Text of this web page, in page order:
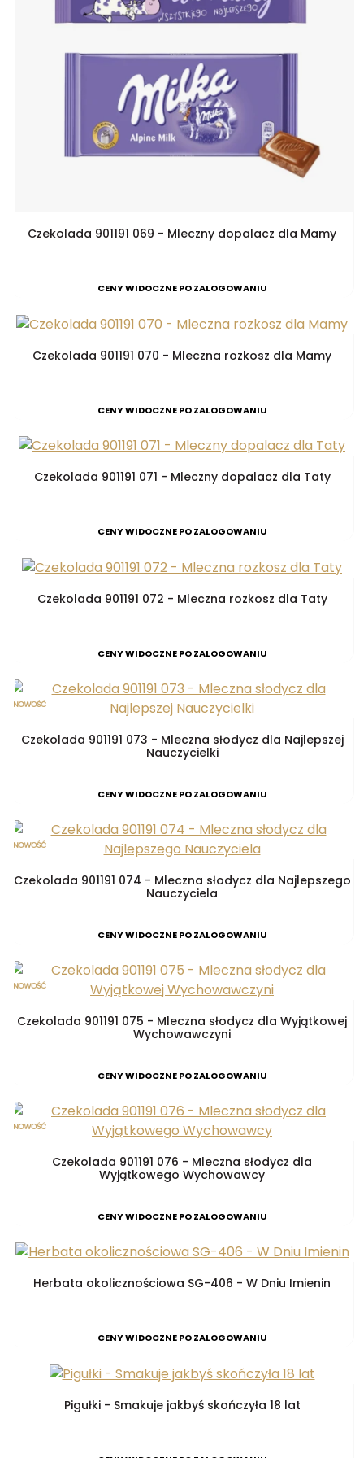
Czekolada 901191 069 - Mleczny dopalacz dla Mamy
CENY WIDOCZNE PO ZALOGOWANIU
Czekolada 901191 070 - Mleczna rozkosz dla Mamy
CENY WIDOCZNE PO ZALOGOWANIU
Czekolada 901191 071 - Mleczny dopalacz dla Taty
CENY WIDOCZNE PO ZALOGOWANIU
Czekolada 901191 072 - Mleczna rozkosz dla Taty
CENY WIDOCZNE PO ZALOGOWANIU
Czekolada 901191 073 - Mleczna słodycz dla Najlepszej
Nauczycielki
CENY WIDOCZNE PO ZALOGOWANIU
Czekolada 901191 074 - Mleczna słodycz dla Najlepszego
Nauczyciela
CENY WIDOCZNE PO ZALOGOWANIU
Czekolada 901191 075 - Mleczna słodycz dla Wyjątkowej
Wychowawczyni
CENY WIDOCZNE PO ZALOGOWANIU
Czekolada 901191 076 - Mleczna słodycz dla
Wyjątkowego Wychowawcy
CENY WIDOCZNE PO ZALOGOWANIU
Herbata okolicznościowa SG-406 - W Dniu Imienin
CENY WIDOCZNE PO ZALOGOWANIU
Pigułki - Smakuje jakbyś skończyła 18 lat